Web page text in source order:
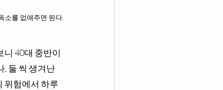
소를 없애주면 된다.
, 둘 씩 생겨난
위험에서 하루